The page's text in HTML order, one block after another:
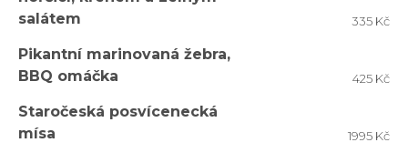
salátem
335 Kč
Pikantní marinovaná žebra,
BBQ omáčka
425 Kč
Staročeská posvícenecká
mísa
1995 Kč